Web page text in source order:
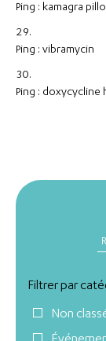
Ping : kamagra
Ping : vibramycin
Ping : doxycycline
Filtrer par
Non